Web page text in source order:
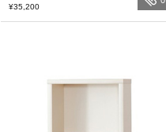
¥35,200